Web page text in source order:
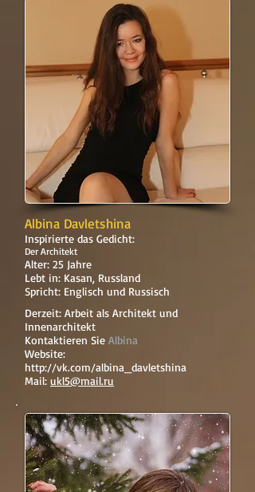
Albina Davletshina
Inspirierte das Gedicht:
Der Architekt
Alter: 25 Jahre
Lebt in: Kasan, Russland
Spricht: Englisch und Russisch
Derzeit: Arbeit als Architekt und
Innenarchitekt
Kontaktieren Sie Albina
Website:
http://vk.com/albina_davletshina
Mail: ukl5@mail.ru